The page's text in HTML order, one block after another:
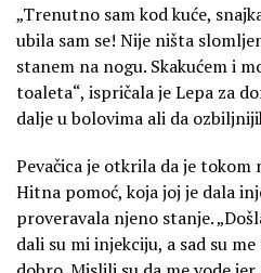
„Trenutno sam kod kuće,
ubila sam se! Nije ništa
stanem na nogu. Skakućem i
toaleta“, ispričala je Lepa za
dalje u bolovima ali da
Pevačica je otkrila da je tokom
Hitna pomoć, koja joj je dala
proveravala njeno stanje.
dali su mi injekciju, a sad su